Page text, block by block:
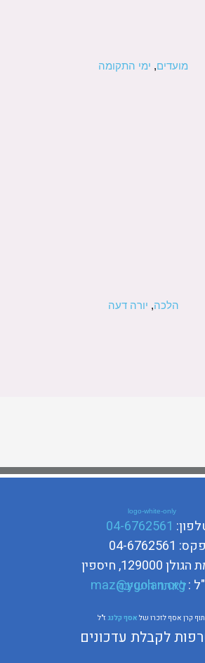
מועדים, ימי התקומה
הלכה, יורה דעה
04-6762561
פקס: 04-6762561
129000, חיספין
:
maz@ygolan.org
לאתר הישיבה
קרן אסף לזכרו של אסף קלנגז"ל
לקבלת עדכונים